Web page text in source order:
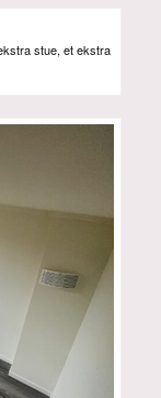
stue, et ekstra